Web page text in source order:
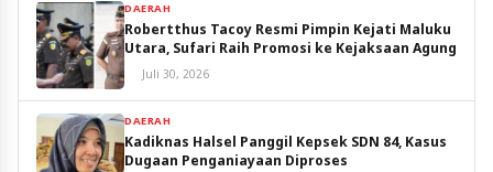
DAERAH
Robertthus Tacoy Resmi Pimpin Kejati Maluku
Utara, Sufari Raih Promosi ke Kejaksaan Agung
Juli 30, 2026
DAERAH
Kadiknas Halsel Panggil Kepsek SDN 84, Kasus
Dugaan Penganiayaan Diproses